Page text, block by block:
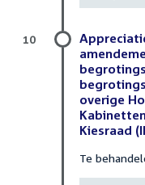
overige
Kiesraad
Te
10